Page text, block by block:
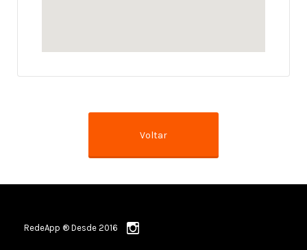
RedeApp ® Desde 2016